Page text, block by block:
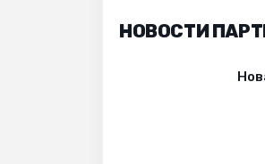
НОВОСТИ